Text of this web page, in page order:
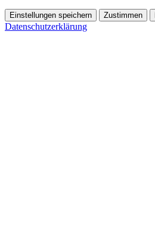
Einstellungen speichern Zustimmen
Datenschutzerklärung